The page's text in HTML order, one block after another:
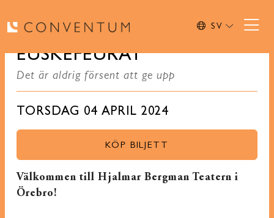
SV
EUSKEFEURAT
Det är aldrig försent att ge upp
TORSDAG 04 APRIL 2024
KÖP BILJETT
Välkommen till Hjalmar Bergman Teatern i
Örebro!